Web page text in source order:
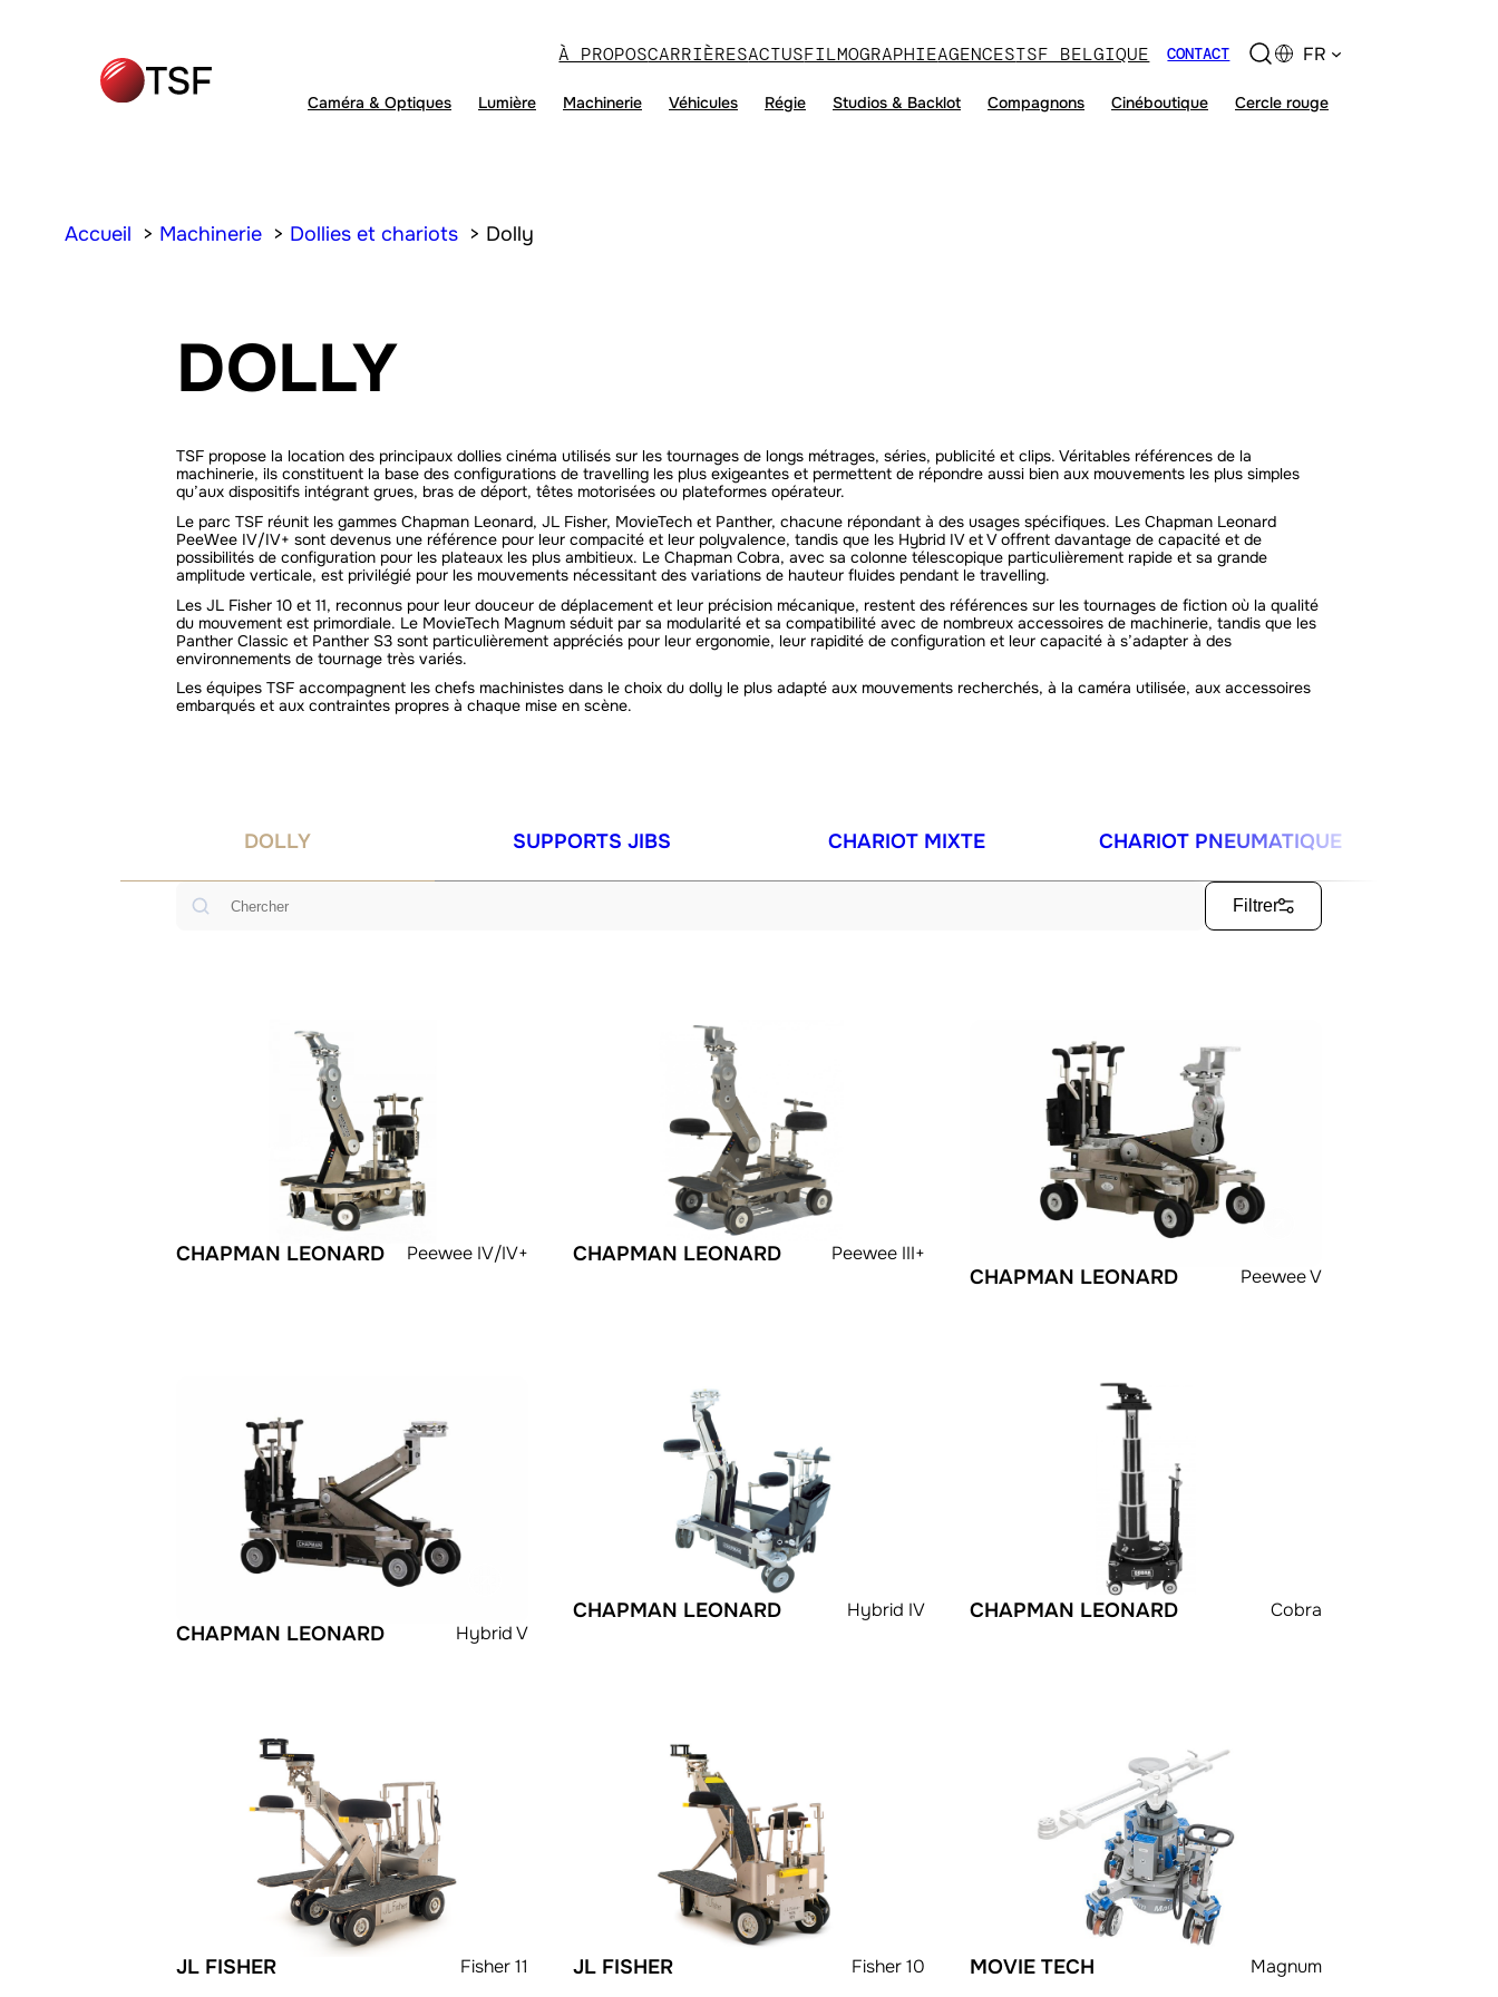
À PROPOSCARRIÈRESACTUSFILMOGRAPHIEAGENCESTSF BELGIQUE CONTACT FR
Caméra & Optiques Lumière Machinerie Véhicules Régie Studios & Backlot Compagnons Cinéboutique Cercle rouge
Accueil Machinerie Dollies et chariots Dolly
DOLLY
TSF propose la location des principaux dollies cinéma utilisés sur les tournages de longs métrages, séries, publicité et clips. Véritables références de la
machinerie, ils constituent la base des configurations de travelling les plus exigeantes et permettent de répondre aussi bien aux mouvements les plus simples
qu’aux dispositifs intégrant grues, bras de déport, têtes motorisées ou plateformes opérateur.
Le parc TSF réunit les gammes Chapman Leonard, JL Fisher, MovieTech et Panther, chacune répondant à des usages spécifiques. Les Chapman Leonard
PeeWee IV/IV+ sont devenus une référence pour leur compacité et leur polyvalence, tandis que les Hybrid IV et V offrent davantage de capacité et de
possibilités de configuration pour les plateaux les plus ambitieux. Le Chapman Cobra, avec sa colonne télescopique particulièrement rapide et sa grande
amplitude verticale, est privilégié pour les mouvements nécessitant des variations de hauteur fluides pendant le travelling.
Les JL Fisher 10 et 11, reconnus pour leur douceur de déplacement et leur précision mécanique, restent des références sur les tournages de fiction où la qualité
du mouvement est primordiale. Le MovieTech Magnum séduit par sa modularité et sa compatibilité avec de nombreux accessoires de machinerie, tandis que les
Panther Classic et Panther S3 sont particulièrement appréciés pour leur ergonomie, leur rapidité de configuration et leur capacité à s’adapter à des
environnements de tournage très variés.
Les équipes TSF accompagnent les chefs machinistes dans le choix du dolly le plus adapté aux mouvements recherchés, à la caméra utilisée, aux accessoires
embarqués et aux contraintes propres à chaque mise en scène.
DOLLY SUPPORTS JIBS CHARIOT MIXTE CHARIOT PNEUMATIQUE
Filtrer
CHAPMAN LEONARD Peewee IV/IV+ CHAPMAN LEONARD Peewee III+
CHAPMAN LEONARD Peewee V
CHAPMAN LEONARD Hybrid V
CHAPMAN LEONARD Hybrid IV CHAPMAN LEONARD Cobra
JL FISHER Fisher 11 JL FISHER Fisher 10 MOVIE TECH Magnum